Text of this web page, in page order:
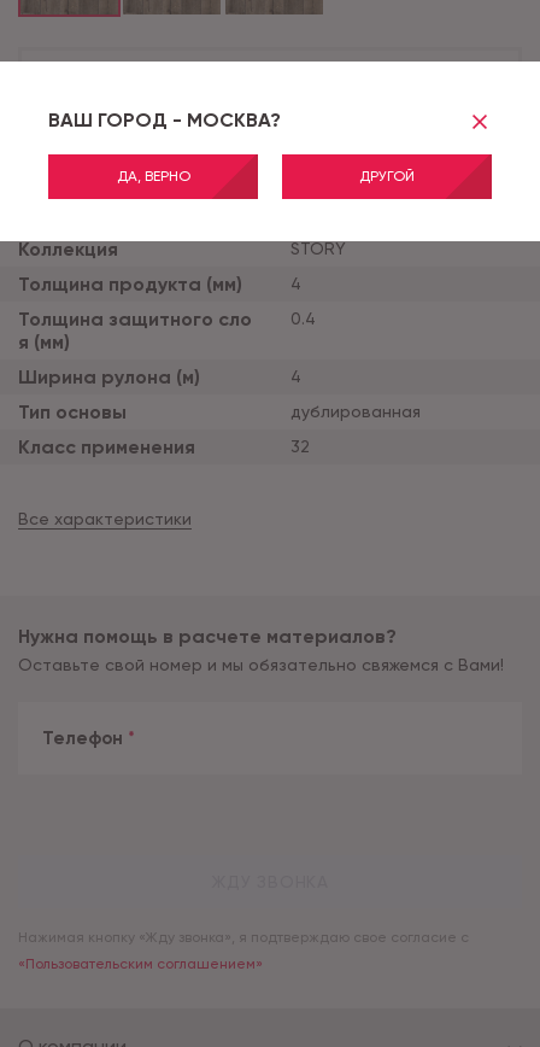
ВАШ ГОРОД - МОСКВА?
ДА, ВЕРНО ДРУГОЙ
Коллекция STORY
Толщина продукта (мм) 4
Толщина защитного сло
я (мм)
0.4
Ширина рулона (м) 4
Тип основы дублированная
Класс применения 32
Все характеристики
Нужна помощь в расчете материалов?
Оставьте свой номер и мы обязательно свяжемся с Вами!
Телефон *
Нажимая кнопку «Жду звонка», я подтверждаю свое согласие с
«Пользовательским соглашением»